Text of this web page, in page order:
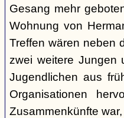
Gesang mehr
Wohnung von
Treffen wären neben
zwei weitere Jungen
Jugendlichen aus
Organisationen
Zusammenkünfte